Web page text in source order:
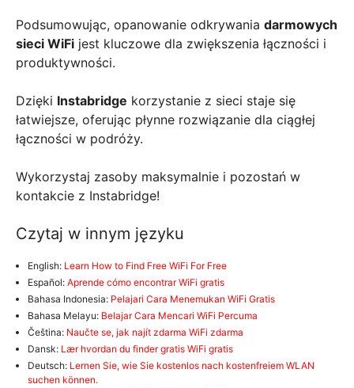
Podsumowując, opanowanie odkrywania darmowych
sieci WiFi jest kluczowe dla zwiększenia łączności i
produktywności.
Dzięki Instabridge korzystanie z sieci staje się
łatwiejsze, oferując płynne rozwiązanie dla ciągłej
łączności w podróży.
Wykorzystaj zasoby maksymalnie i pozostań w
kontakcie z Instabridge!
Czytaj w innym języku
English: Learn How to Find Free WiFi For Free
Español: Aprende cómo encontrar WiFi gratis
Bahasa Indonesia: Pelajari Cara Menemukan WiFi Gratis
Bahasa Melayu: Belajar Cara Mencari WiFi Percuma
Čeština: Naučte se, jak najít zdarma WiFi zdarma
Dansk: Lær hvordan du finder gratis WiFi gratis
Deutsch: Lernen Sie, wie Sie kostenlos nach kostenfreiem WLAN
suchen können.